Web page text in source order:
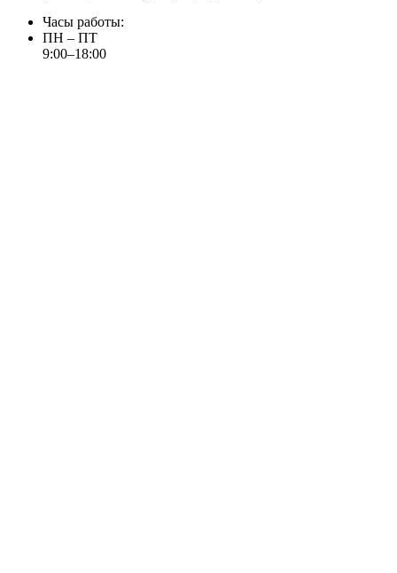
Часы работы:
ПН – ПТ
9:00–18:00